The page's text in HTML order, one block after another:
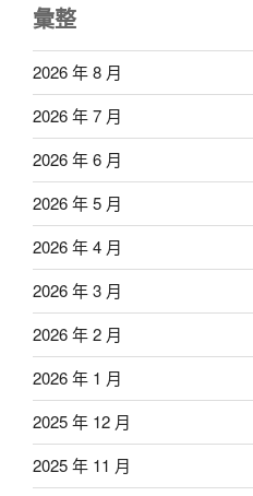
彙整
2026 年 8 月
2026 年 7 月
2026 年 6 月
2026 年 5 月
2026 年 4 月
2026 年 3 月
2026 年 2 月
2026 年 1 月
2025 年 12 月
2025 年 11 月